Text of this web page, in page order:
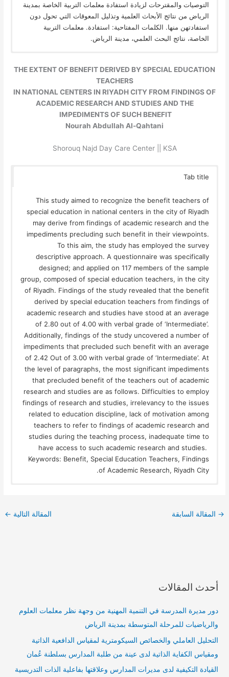
التوصيات والمقترحات لزيادة استفادة معلمات التربية الخاصة بمدينة
الرياض من نتائج الأبحاث العلمية وتذليل المعوقات التي تحول دون
استفادتهن منها. الكلمات المفتاحية: استفادة. معلمات التربية
الخاصة، نتائج البحث العلمي، مدينة الرياض.
THE EXTENT OF BENEFIT DERIVED BY SPECIAL EDUCATION
TEACHERS
IN NATIONAL CENTERS IN RIYADH CITY FROM FINDINGS OF
ACADEMIC RESEARCH AND STUDIES AND THE
IMPEDIMENTS OF SUCH BENEFIT
Nourah Abdullah Al-Qahtani
Shorouq Najd Day Care Center || KSA
Tab title
This study aimed to recognize the benefit teachers of
special education in national centers in the city of Riyadh
may derive from findings of academic research and the
impediments precluding such benefit in their viewpoints.
To this aim, the study has employed the survey
descriptive approach. A questionnaire was specifically
designed; and applied on 117 members of the sample
group, composed of special education teachers, in the city
of Riyadh. Findings of the study revealed that the benefit
derived by special education teachers from findings of
academic research and studies have stood at an average
of 2.80 out of 4.00 with verbal grade of ‘Intermediate’.
Additionally, findings of the study uncovered a number of
impediments that precluded such benefit with an average
of 2.42 Out of 3.00 with verbal grade of ‘Intermediate’. At
the level of paragraphs, the most significant impediments
that precluded benefit of the teachers out of academic
research and studies are as follows. Difficulties to employ
findings of research and studies, irrelevancy to the issues
related to education discipline, lack of motivation among
teachers to refer to findings of academic research and
studies during the teaching process, inadequate time to
have access to such academic research and studies.
Keywords: Benefit, Special Education Teachers, Findings
of Academic Research, Riyadh City.
→ المقالة السابقة المقالة التالية ←
أحدث المقالات
دور مديرة المدرسة في التنمية المهنية من وجهة نظر معلمات العلوم
والرياضيات للمرحلة المتوسطة بمدينة الرياض
التحليل العاملي والخصائص السيكومترية لمقياس الدافعية الذاتية
ومقياس الكفاية الذاتية لدى عينة من طلبة المدارس بسلطنة عُمان
القيادة التكيفية لدى مديرات المدارس وعلاقتها بفاعلية الذات التدريسية